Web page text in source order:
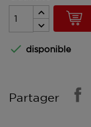
 disponible
Partager